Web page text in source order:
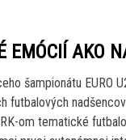
EMÓCIÍ AKO
šampionátu EURO
futbalových
om tematické